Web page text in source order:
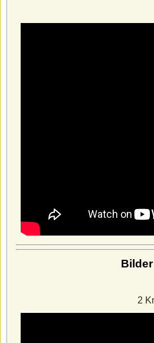
2